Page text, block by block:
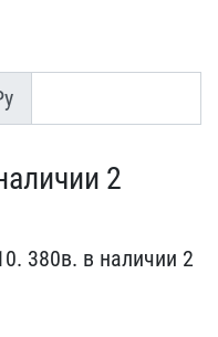
2
3​80в. в наличии 2